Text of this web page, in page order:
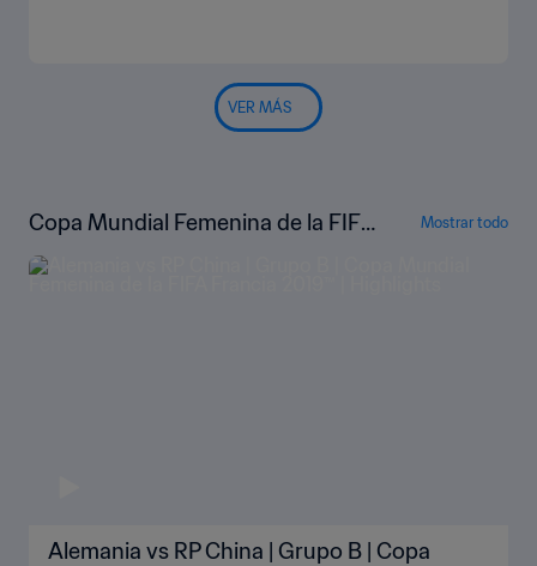
VER MÁS
Copa Mundial Femenina de la FIFA
Francia 2019™ Highlights
Mostrar todo
Alemania vs RP China | Grupo B | Copa